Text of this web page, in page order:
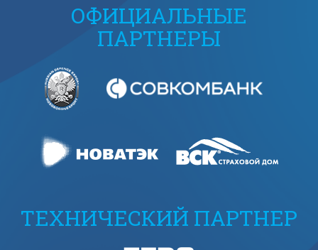
ОФИЦИАЛЬНЫЕ
ПАРТНЕРЫ
ТЕХНИЧЕСКИЙ ПАРТНЕР